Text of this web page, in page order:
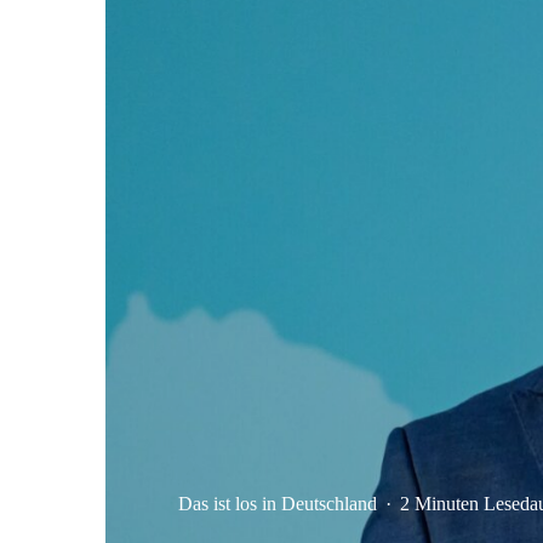
Das ist los in Deutschland · 2 Minuten